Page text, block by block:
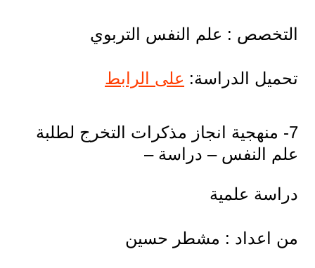
التخصص : علم النفس التربوي
تحميل الدراسة: على الرابط
7- منهجية انجاز مذكرات التخرج لطلبة
علم النفس – دراسة –
دراسة علمية
من اعداد : مشطر حسين